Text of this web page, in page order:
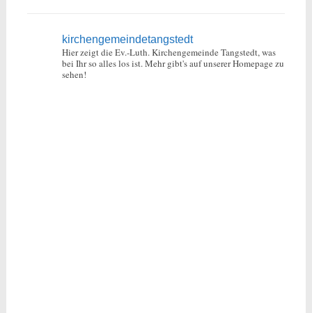
kirchengemeindetangstedt
Hier zeigt die Ev.-Luth. Kirchengemeinde Tangstedt, was
bei Ihr so alles los ist.Mehr gibt's auf unserer Homepage zu
sehen!